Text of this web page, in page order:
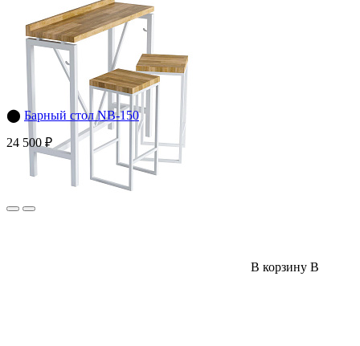
⬤ Барный стол NB-150
24 500 ₽
В корзину В